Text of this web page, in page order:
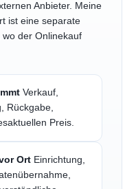
Anbieter. Meine
ist eine separate
der Onlinekauf
Verkauf,
Rückgabe,
Preis.
Ort Einrichtung,